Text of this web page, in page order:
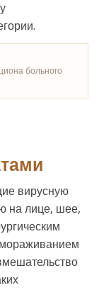
больного
вирусную
на лице, шее,